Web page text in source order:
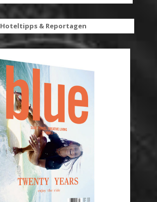
Hoteltipps & Reportagen